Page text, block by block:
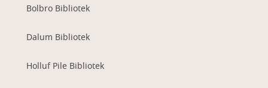
Bolbro Bibliotek
Dalum Bibliotek
Holluf Pile Bibliotek